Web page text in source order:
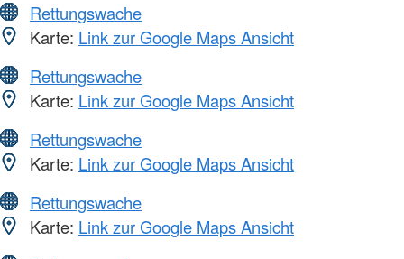
Rettungswache
Karte: Link zur Google Maps Ansicht
Rettungswache
Karte: Link zur Google Maps Ansicht
Rettungswache
Karte: Link zur Google Maps Ansicht
Rettungswache
Karte: Link zur Google Maps Ansicht